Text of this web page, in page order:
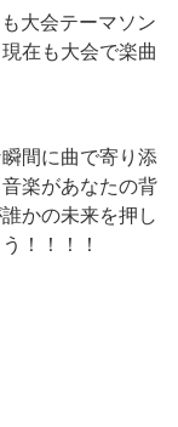
大会テーマソン
在も大会で楽曲
間に曲で寄り添
楽があなたの背
かの未来を押し
！！！！